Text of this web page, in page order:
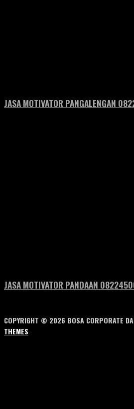
JASA MOTIVATOR PANGALENGAN
JASA MOTIVATOR PANDAAN
COPYRIGHT © 2026 BOSA CORPORATE
THEMES